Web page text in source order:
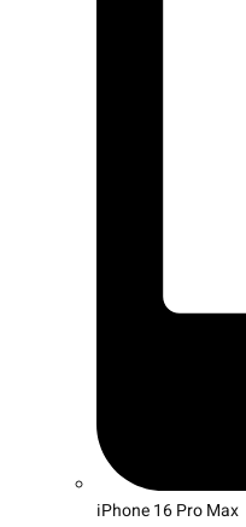
iPhone 16 Pro Max